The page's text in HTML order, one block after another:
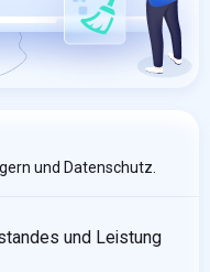
und Datenschutz.
und Leistung